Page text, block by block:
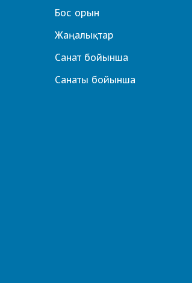
Бос орын
Жаңалықтар
Санат бойынша
Санаты бойынша